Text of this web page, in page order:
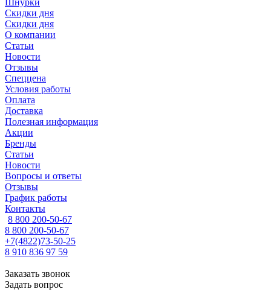
Шнурки
Скидки дня
Скидки дня
О компании
Статьи
Новости
Отзывы
Спеццена
Условия работы
Оплата
Доставка
Полезная информация
Акции
Бренды
Статьи
Новости
Вопросы и ответы
Отзывы
График работы
Контакты
8 800 200-50-67
8 800 200-50-67
+7(4822)73-50-25
8 910 836 97 59
Заказать звонок
Задать вопрос